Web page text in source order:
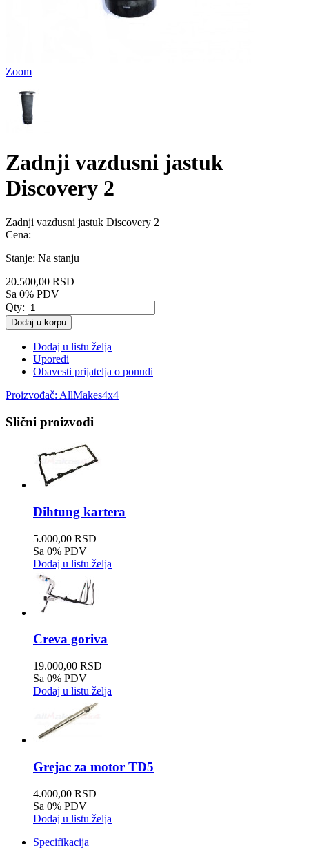
Zoom
Zadnji vazdusni jastuk
Discovery 2
Zadnji vazdusni jastuk Discovery 2
Cena:
Stanje: Na stanju
20.500,00 RSD
Sa 0% PDV
Qty:
Dodaj u korpu
Dodaj u listu želja
Uporedi
Obavesti prijatelja o ponudi
Proizvođač: AllMakes4x4
Slični proizvodi
Dihtung kartera
5.000,00 RSD
Sa 0% PDV
Dodaj u listu želja
Creva goriva
19.000,00 RSD
Sa 0% PDV
Dodaj u listu želja
Grejac za motor TD5
4.000,00 RSD
Sa 0% PDV
Dodaj u listu želja
Specifikacija